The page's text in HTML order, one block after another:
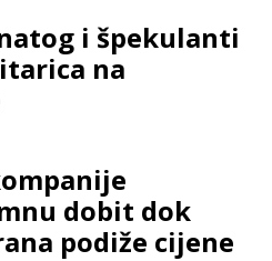
i špekulanti
na
dobit dok
podiže cijene